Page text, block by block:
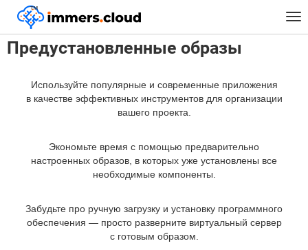
™
Главная Предустановленные Образы
Предустановленные образы
Используйте популярные и современные приложения
в качестве эффективных инструментов для организации
вашего проекта.
Экономьте время с помощью предварительно
настроенных образов, в которых уже установлены все
необходимые компоненты.
Забудьте про ручную загрузку и установку программного
обеспечения — просто разверните виртуальный сервер
с готовым образом.